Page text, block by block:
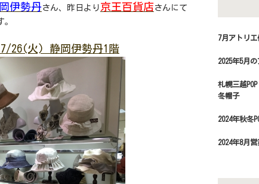
伊勢丹さん、昨日より 京王百貨店さんにて
26(火) 静岡伊勢丹1階
7月アトリ
2025年5月
札幌三越
冬帽子
2024年秋冬
2024年8月